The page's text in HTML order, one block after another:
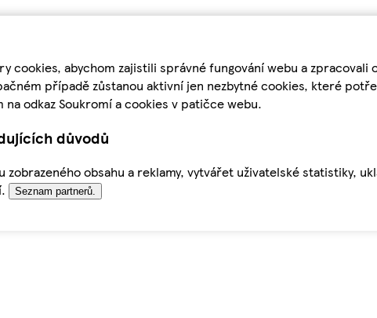
cookies, abychom zajistili správné fungování webu a
případě zůstanou aktivní jen nezbytné cookies, které
na odkaz Soukromí a cookies v patičce webu.
důvodů
obsahu a reklamy, vytvářet uživatelské statistiky,
Seznam partnerů.